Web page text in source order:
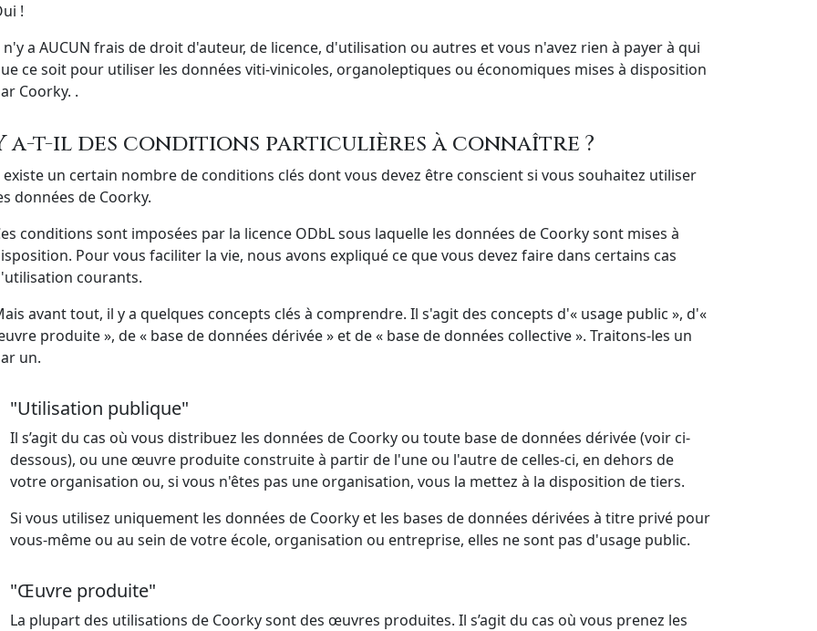
!
n'y a AUCUN frais de droit d'auteur, de licence, d'utilisation ou autres et vous n'avez rien à payer à qui
ce soit pour utiliser les données viti-vinicoles, organoleptiques ou économiques mises à disposition
Coorky. .
a-t-il des conditions particulières à connaître ?
existe un certain nombre de conditions clés dont vous devez être conscient si vous souhaitez utiliser
données de Coorky.
conditions sont imposées par la licence ODbL sous laquelle les données de Coorky sont mises à
Pour vous faciliter la vie, nous avons expliqué ce que vous devez faire dans certains cas
courants.
avant tout, il y a quelques concepts clés à comprendre. Il s'agit des concepts d'« usage public », d'«
produite », de « base de données dérivée » et de « base de données collective ». Traitons-les un
un.
"Utilisation publique"
Il s’agit du cas où vous distribuez les données de Coorky ou toute base de données dérivée (voir ci-
dessous), ou une œuvre produite construite à partir de l'une ou l'autre de celles-ci, en dehors de
votre organisation ou, si vous n'êtes pas une organisation, vous la mettez à la disposition de tiers.
Si vous utilisez uniquement les données de Coorky et les bases de données dérivées à titre privé pour
vous-même ou au sein de votre école, organisation ou entreprise, elles ne sont pas d'usage public.
"Œuvre produite"
La plupart des utilisations de Coorky sont des œuvres produites. Il s’agit du cas où vous prenez les